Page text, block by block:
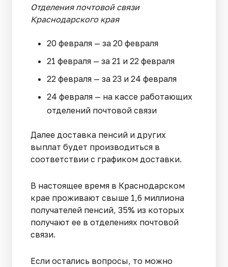
Отделения почтовой связи
Краснодарского края
20 февраля — за 20 февраля
21 февраля — за 21 и 22 февраля
22 февраля — за 23 и 24 февраля
24 февраля — на кассе работающих
отделений почтовой связи
Далее доставка пенсий и других
выплат будет производиться в
соответствии с графиком доставки.
В настоящее время в Краснодарском
крае проживают свыше 1,6 миллиона
получателей пенсий, 35% из которых
получают ее в отделениях почтовой
связи.
Если остались вопросы, то можно